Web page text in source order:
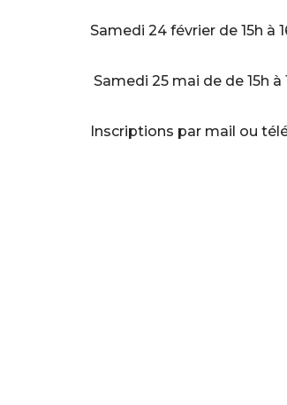
Samedi 24 février de 15h à
Samedi 25 mai de de 15h à
Inscriptions par mail ou